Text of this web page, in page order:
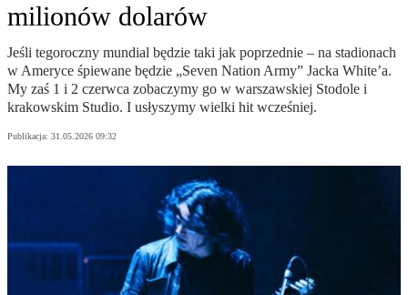
milionów dolarów
Jeśli tegoroczny mundial będzie taki jak poprzednie – na stadionach
w Ameryce śpiewane będzie „Seven Nation Army” Jacka White’a.
My zaś 1 i 2 czerwca zobaczymy go w warszawskiej Stodole i
krakowskim Studio. I usłyszymy wielki hit wcześniej.
Publikacja: 31.05.2026 09:32